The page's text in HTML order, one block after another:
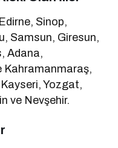
Sinop,
Samsun, Giresun,
Adana,
Kahramanmaraş,
Yozgat,
ve Nevşehir.